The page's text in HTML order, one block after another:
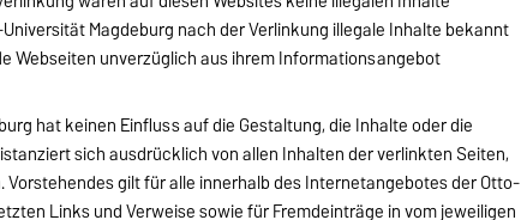
Magdeburg nach der Verlinkung illegale Inhalte bekannt
Webseiten unverzüglich aus ihrem Informationsangebot
hat keinen Einfluss auf die Gestaltung, die Inhalte oder die
sich ausdrücklich von allen Inhalten der verlinkten Seiten,
gilt für alle innerhalb des Internetangebotes der Otto-
Links und Verweise sowie für Fremdeinträge in vom jeweiligen